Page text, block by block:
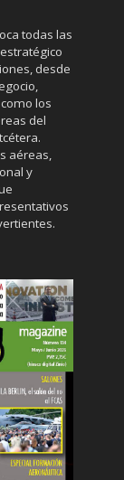
todas las
desde
los
del
aéreas,
y